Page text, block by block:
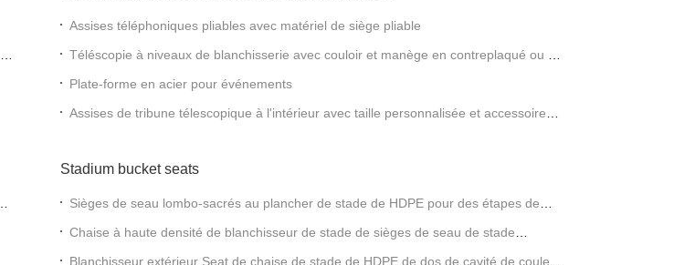
Assises téléphoniques pliables avec matériel de siège pliable
Téléscopie à niveaux de blanchisserie avec couloir et manège en contreplaqué ou en
Plate-forme en acier pour événements
Assises de tribune télescopique à l'intérieur avec taille personnalisée et accessoires
Stadium bucket seats
Sièges de seau lombo-sacrés au plancher de stade de HDPE pour des étapes de
Chaise à haute densité de blanchisseur de stade de sièges de seau de stade
Blanchisseur extérieur Seat de chaise de stade de HDPE de dos de cavité de couleur